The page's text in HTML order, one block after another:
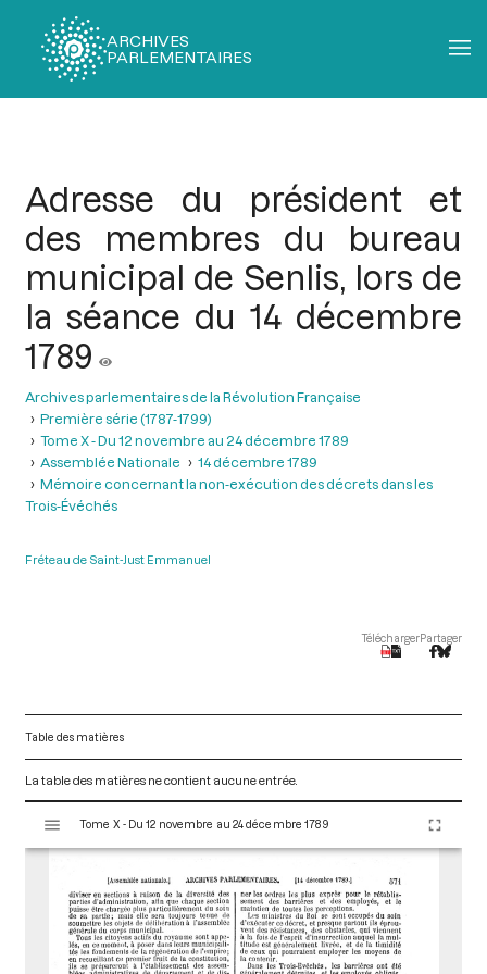
ARCHIVES
PARLEMENTAIRES
Adresse du président et
des membres du bureau
municipal de Senlis, lors de
la séance du 14 décembre
1789
Archives parlementaires de la Révolution Française
Première série (1787-1799)
Tome X - Du 12 novembre au 24 décembre 1789
Assemblée Nationale
14 décembre 1789
Mémoire concernant la non-exécution des décrets dans les
Trois-Évéchés
Fréteau de Saint-Just Emmanuel
TéléchargerPartager
Table des matières
La table des matières ne contient aucune entrée.
s
Tome X - Du 12 novembre au 24 décembre 1789